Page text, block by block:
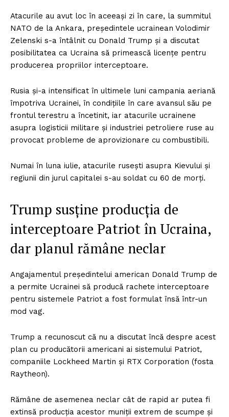
Atacurile au avut loc în aceeași zi în care, la summitul
NATO de la Ankara, președintele ucrainean Volodimir
Zelenski s-a întâlnit cu Donald Trump și a discutat
posibilitatea ca Ucraina să primească licențe pentru
producerea propriilor interceptoare.
Rusia și-a intensificat în ultimele luni campania aeriană
împotriva Ucrainei, în condițiile în care avansul său pe
frontul terestru a încetinit, iar atacurile ucrainene
asupra logisticii militare și industriei petroliere ruse au
provocat probleme de aprovizionare cu combustibili.
Numai în luna iulie, atacurile rusești asupra Kievului și
regiunii din jurul capitalei s-au soldat cu 60 de morți.
Trump susține producția de
interceptoare Patriot în Ucraina,
dar planul rămâne neclar
Angajamentul președintelui american Donald Trump de
a permite Ucrainei să producă rachete interceptoare
pentru sistemele Patriot a fost formulat însă într-un
mod vag.
Trump a recunoscut că nu a discutat încă despre acest
plan cu producătorii americani ai sistemului Patriot,
companiile Lockheed Martin și RTX Corporation (fosta
Raytheon).
Rămâne de asemenea neclar cât de rapid ar putea fi
extinsă producția acestor muniții extrem de scumpe și